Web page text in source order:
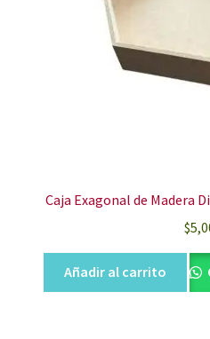
Caja Exagonal de Madera
$
Añadir al carrito